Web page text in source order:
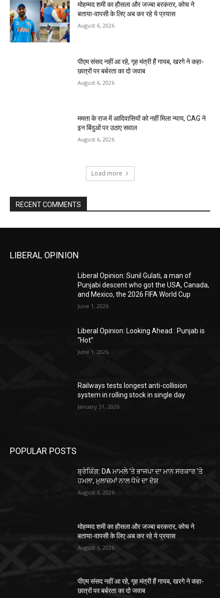
मोहम्मद शमी का हौसला और जज्बा बरकरार, कोच ने
बताया-वापसी के लिए अब कर रहे ये प्रयास
August 6, 2026
पीएम संसद नहीं आ रहे, गृह मंत्री हैं गायब, खरगे ने कहा-
छात्रों पर बर्बरता का दो जवाब
August 6, 2026
ममता के राज में आदिवासियों को नहीं मिला न्याय, CAG ने
इन बिंदुओं पर उठाए सवाल
August 6, 2026
Load more
RECENT COMMENTS
LIBERAL OPINION
Liberal Opinion: Sunil Gulati, a man of
Punjabi descent who got the USA, Canada,
and Mexico, the 2026 FIFA World Cup
June 1, 2026
Liberal Opinion: Looking Ahead : Punjab is
“Hot”
June 1, 2026
Railways tests longest anti-collision
system in rolling stock in single day
January 31, 2026
POPULAR POSTS
ਬ੍ਰੇਕਿੰਗ: DA ਮਾਮਲੇ ‘ਤੇ ਭਾਜਪਾ ਦਾ ਮਾਨ ਸਰਕਾਰ ‘ਤੇ
ਹਮਲਾ, ਮੁਲਾਜ਼ਮਾਂ ਨਾਲ ਧੋਖੇ ਦਾ ਦੋਸ਼
August 6, 2026
मोहम्मद शमी का हौसला और जज्बा बरकरार, कोच ने
बताया-वापसी के लिए अब कर रहे ये प्रयास
August 6, 2026
पीएम संसद नहीं आ रहे, गृह मंत्री हैं गायब, खरगे ने कहा-
छात्रों पर बर्बरता का दो जवाब